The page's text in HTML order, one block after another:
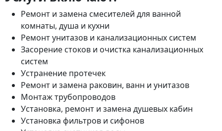
Ремонт и замена смесителей для ванной
комнаты, душа и кухни
Ремонт унитазов и канализационных систем
Засорение стоков и очистка канализационных
систем
Устранение протечек
Ремонт и замена раковин, ванн и унитазов
Монтаж трубопроводов
Установка, ремонт и замена душевых кабин
Установка фильтров и сифонов